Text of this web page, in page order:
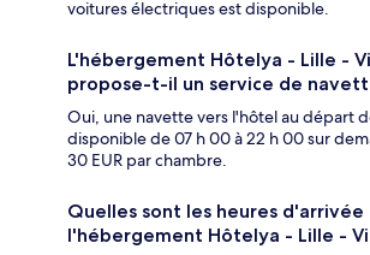
voitures électriques est disponible.
L'hébergement Hôtelya - Lille -
propose-t-il un service de
Oui, une navette vers l'hôtel au départ
disponible de 07 h 00 à 22 h 00 sur
30 EUR par chambre.
Quelles sont les heures
l'hébergement Hôtelya - Lille -